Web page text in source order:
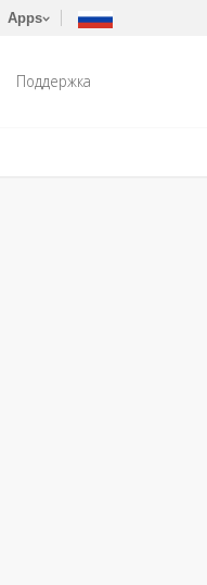
Apps
Поддержка